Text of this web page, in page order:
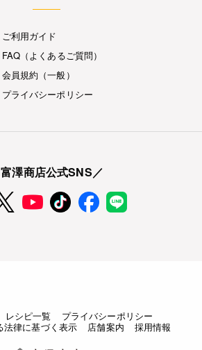
ご利用ガイド
FAQ（よくあるご質問）
会員規約（一般）
プライバシーポリシー
澤商店公式SNS／
レシピ一覧
プライバシーポリシー
法律に基づく表示
店舗案内 採用情報